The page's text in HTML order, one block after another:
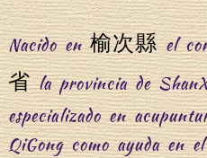
Nacido en榆次縣el
省la provincia de
especializado en
QiGong como ayuda en